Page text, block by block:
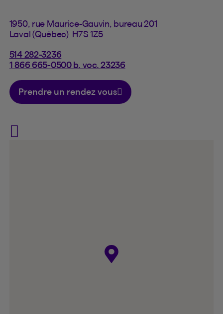
1950, rue Maurice-Gauvin, bureau 201
Laval (Québec) H7S 1Z5
514 282-3236
1 866 665-0500 b. voc. 23236
Prendre un rendez vous
Visit Émilie Moreau on